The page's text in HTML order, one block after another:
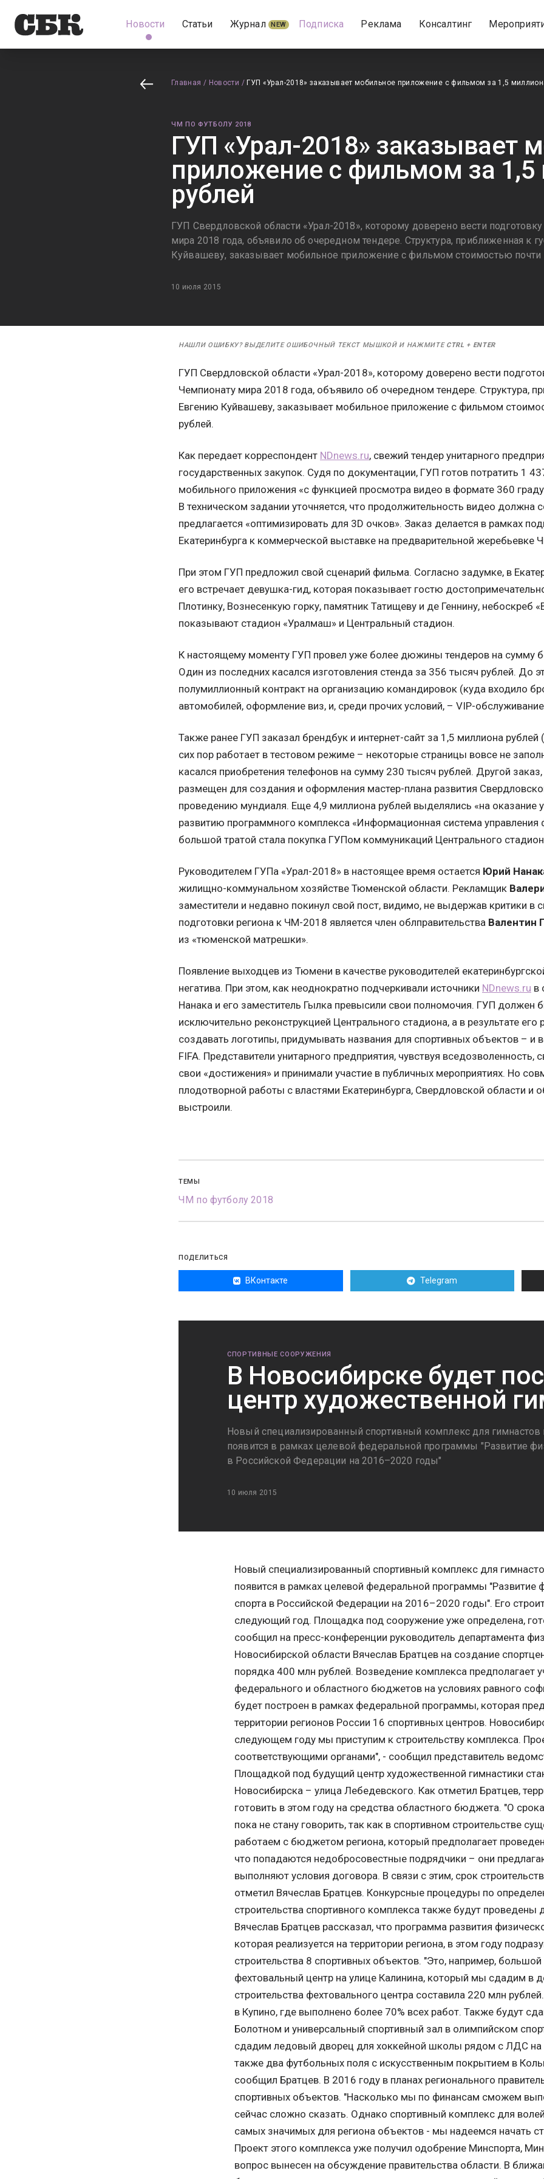
Новости Статьи Журнал NEW Подписка Реклама Консалтинг
Главная / Новости / ГУП «Урал-2018» заказывает мобильное приложение с фильмом за 1,5
ЧМ ПО ФУТБОЛУ 2018
ГУП «Урал-2018» заказывает
приложение с фильмом за 1,5
рублей
ГУП Свердловской области «Урал-2018», которому доверено вести
мира 2018 года, объявило об очередном тендере. Структура, приближенная к
Куйвашеву, заказывает мобильное приложение с фильмом стоимостью почти
10 июля 2015
НАШЛИ ОШИБКУ? ВЫДЕЛИТЕ ОШИБОЧНЫЙ ТЕКСТ МЫШКОЙ И НАЖМИТЕ CTRL + ENTER
ГУП Свердловской области «Урал-2018», которому доверено вести
Чемпионату мира 2018 года, объявило об очередном тендере. Структура,
Евгению Куйвашеву, заказывает мобильное приложение с фильмом
рублей.
Как передает корреспондент NDnews.ru, свежий тендер унитарного
государственных закупок. Судя по документации, ГУП готов потратить 1
мoбильного прилoжения «с функцией просмотра видео в формате 360
В техническом задании уточняется, что продолжительность видео должна
предлагается «оптимизировать для 3D очков». Заказ делается в рамках
Екатеринбурга к коммерческой выставке на предварительной жеребьевке
При этом ГУП предложил свой сценарий фильма. Согласно задумке, в
его встречает девушка-гид, которая показывает гостю
Плотинку, Вознесенкую горку, памятник Татищеву и де Геннину, небоскреб
показывают стадион «Уралмаш» и Центральный стадион.
К настоящему моменту ГУП провел уже более дюжины тендеров на сумму
Один из последних касался изготовления стенда за 356 тысяч рублей. До
полумиллионный контракт на организацию командировок (куда входило
автомобилей, оформление виз, и, среди прочих условий, – VIP-
Также ранее ГУП заказал брендбук и интернет-сайт за 1,5 миллиона рублей
сих пор работает в тестовом режиме – некоторые страницы вовсе не
касался приобретения телефонов на сумму 230 тысяч рублей. Другой
размещен для создания и оформления мастер-плана развития
проведению мундиаля. Еще 4,9 миллиона рублей выделялись «на оказание
развитию программного комплекса «Информационная система
большой тратой стала покупка ГУПом коммуникаций Центрального
Руководителем ГУПа «Урал-2018» в настоящее время остается Юрий
жилищно-коммунальном хозяйстве Тюменской области. Рекламщик
заместители и недавно покинул свой пост, видимо, не выдержав критики в
подготовки региона к ЧМ-2018 является член облправительства Валентин
из «тюменской матрешки».
Появление выходцев из Тюмени в качестве руководителей
негатива. При этом, как неоднократно подчеркивали источники NDnews.ru в
Нанака и его заместитель Гылка превысили свои полномочия. ГУП должен
исключительно реконструкцией Центрального стадиона, а в результате его
создавать логотипы, придумывать названия для спортивных объектов – и
FIFA. Представители унитарного предприятия, чувствуя
свои «достижения» и принимали участие в публичных мероприятиях. Но
плодотворной работы с властями Екатеринбурга, Свердловской области и
выстроили.
ТЕМЫ
ЧМ по футболу 2018
ПОДЕЛИТЬСЯ
ВКонтакте Telegram
СПОРТИВНЫЕ СООРУЖЕНИЯ
В Новосибирске будет
центр художественной
Новый специализированный спортивный комплекс для гимнастов
появится в рамках целевой федеральной программы "Развитие
в Российской Федерации на 2016–2020 годы"
10 июля 2015
Новый специализированный спортивный комплекс для
появится в рамках целевой федеральной программы "Развитие
спорта в Российской Федерации на 2016–2020 годы". Его
следующий год. Площадка под сооружение уже определена,
сообщил на пресс-конференции руководитель департамента
Новосибирской области Вячеслав Братцев на создание
порядка 400 млн рублей. Возведение комплекса предполагает
федерального и областного бюджетов на условиях равного
будет построен в рамках федеральной программы, которая
территории регионов России 16 спортивных центров.
следующем году мы приступим к строительству комплекса.
соответствующими органами", - сообщил представитель
Площадкой под будущий центр художественной гимнастики
Новосибирска – улица Лебедевского. Как отметил Братцев,
готовить в этом году на средства областного бюджета. "О
пока не стану говорить, так как в спортивном строительстве
работаем с бюджетом региона, который предполагает
что попадаются недобросовестные подрядчики – они
выполняют условия договора. В связи с этим, срок
отметил Вячеслав Братцев. Конкурсные процедуры по
строительства спортивного комплекса также будут проведены
Вячеслав Братцев рассказал, что программа развития
которая реализуется на территории региона, в этом году
строительства 8 спортивных объектов. "Это, например,
фехтовальный центр на улице Калинина, который мы сдадим в
строительства фехтовального центра составила 220 млн
в Купино, где выполнено более 70% всех работ. Также будут
Болотном и универсальный спортивный зал в олимпийском
сдадим ледовый дворец для хоккейной школы рядом с ЛДС на
также два футбольных поля с искусственным покрытием в
сообщил Братцев. В 2016 году в планах регионального
спортивных объектов. "Насколько мы по финансам сможем
сейчас сложно сказать. Однако спортивный комплекс для
самых значимых для региона объектов - мы надеемся начать
Проект этого комплекса уже получил одобрение Минспорта,
вопрос вынесен на обсуждение правительства области. В